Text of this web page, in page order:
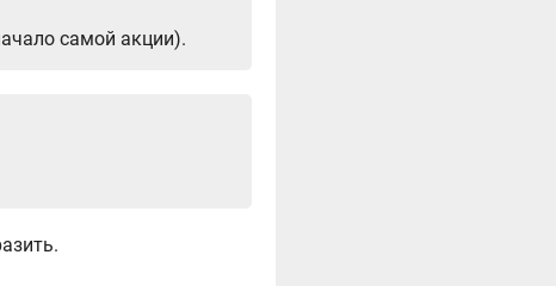
самой акции).